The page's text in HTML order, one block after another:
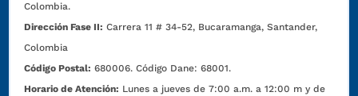
Colombia.
Dirección Fase II: Carrera 11 # 34-52, Bucaramanga, Santander,
Colombia
Código Postal: 680006. Código Dane: 68001.
Horario de Atención: Lunes a jueves de 7:00 a.m. a 12:00 m y de